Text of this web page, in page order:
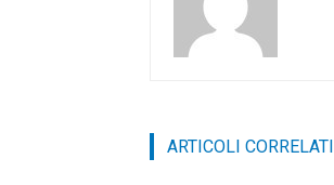
ARTICOLI CORRELATI